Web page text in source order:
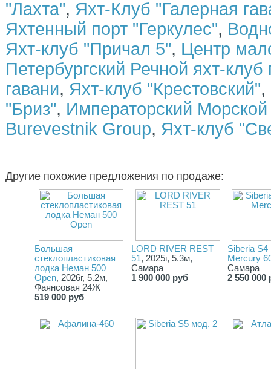
"Лахта", Яхт-Клуб "Галерная
Яхтенный порт "Геркулес",
Яхт-клуб "Причал 5", Центр
Петербургский Речной яхт-
гавани, Яхт-клуб "Крестовский",
"Бриз", Императорский
Burevestnik Group, Яхт-клуб
Другие похожие предложения по продаже:
Большая
стеклопластиковая
лодка Неман 500
Open, 2026г, 5.2м,
Фаянсовая 24Ж
519 000 руб
LORD RIVER REST
51, 2025г, 5.3м,
Самара
1 900 000 руб
Siberia S4
Mercury
Самара
2 550 000